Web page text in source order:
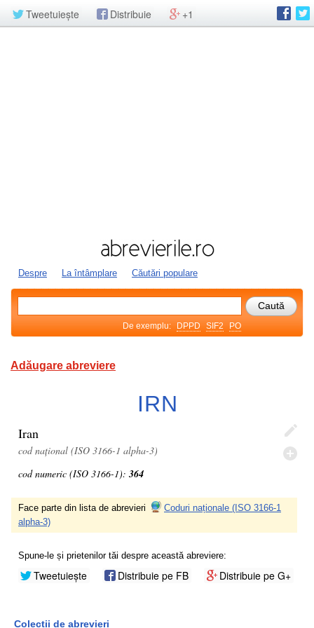
Tweetuiește Distribuie +1
Despre La întâmplare Căutări populare
De exemplu: DPPD SIF2 PO
Adăugare abreviere
IRN
Iran
cod național (ISO 3166-1 alpha-3)
cod numeric (ISO 3166-1): 364
Face parte din lista de abrevieri
Coduri naționale (ISO 3166-1
alpha-3)
Spune-le și prietenilor tăi despre această abreviere:
Tweetuiește Distribuie pe FB Distribuie pe G+
Colecții de abrevieri